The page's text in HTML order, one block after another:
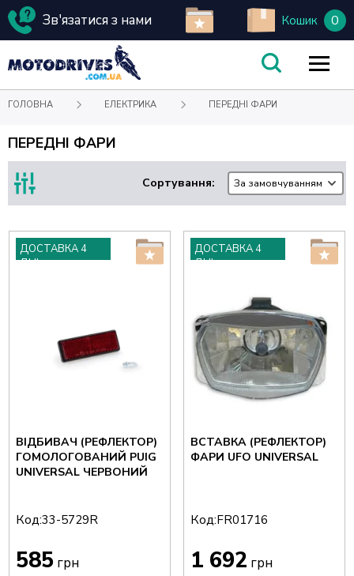
Зв'язатися з нами Кошик 0
ГОЛОВНА ЕЛЕКТРИКА ПЕРЕДНІ ФАРИ
ПЕРЕДНІ ФАРИ
Сортування: За замовчуванням
ДОСТАВКА 4
ДНІ
ВІДБИВАЧ (РЕФЛЕКТОР)
ГОМОЛОГОВАНИЙ PUIG
UNIVERSAL ЧЕРВОНИЙ
Код:33-5729R
585 грн
ДОСТАВКА 4
ДНІ
ВСТАВКА (РЕФЛЕКТОР)
ФАРИ UFO UNIVERSAL
Код:FR01716
1 692 грн